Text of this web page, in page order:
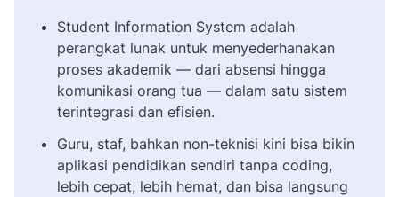
Student Information System adalah
perangkat lunak untuk menyederhanakan
proses akademik — dari absensi hingga
komunikasi orang tua — dalam satu sistem
terintegrasi dan efisien.
Guru, staf, bahkan non-teknisi kini bisa bikin
aplikasi pendidikan sendiri tanpa coding,
lebih cepat, lebih hemat, dan bisa langsung